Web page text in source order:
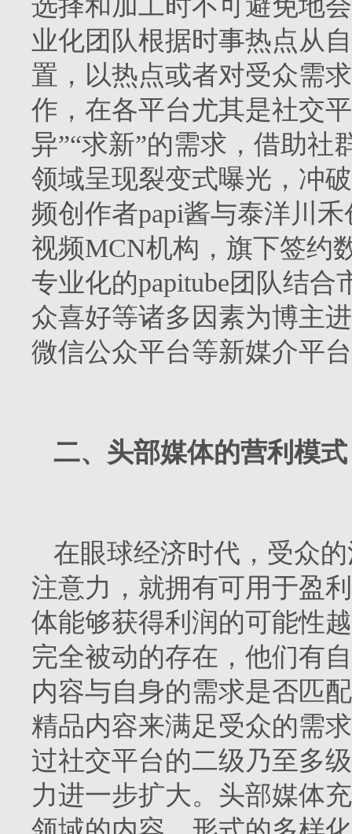
选择和加工时不可避免地
业化团队根据时事热点从
置，以热点或者对受众需
作，在各平台尤其是社交
异”“求新”的需求，借助社
领域呈现裂变式曝光，冲
频创作者papi酱与泰洋川
视频MCN机构，旗下签约
专业化的papitube团队结
众喜好等诸多因素为博主
微信公众平台等新媒介平
二、头部媒体的营利模式
在眼球经济时代，受众
注意力，就拥有可用于盈
体能够获得利润的可能性
完全被动的存在，他们有
内容与自身的需求是否匹
精品内容来满足受众的需
过社交平台的二级乃至多
力进一步扩大。头部媒体